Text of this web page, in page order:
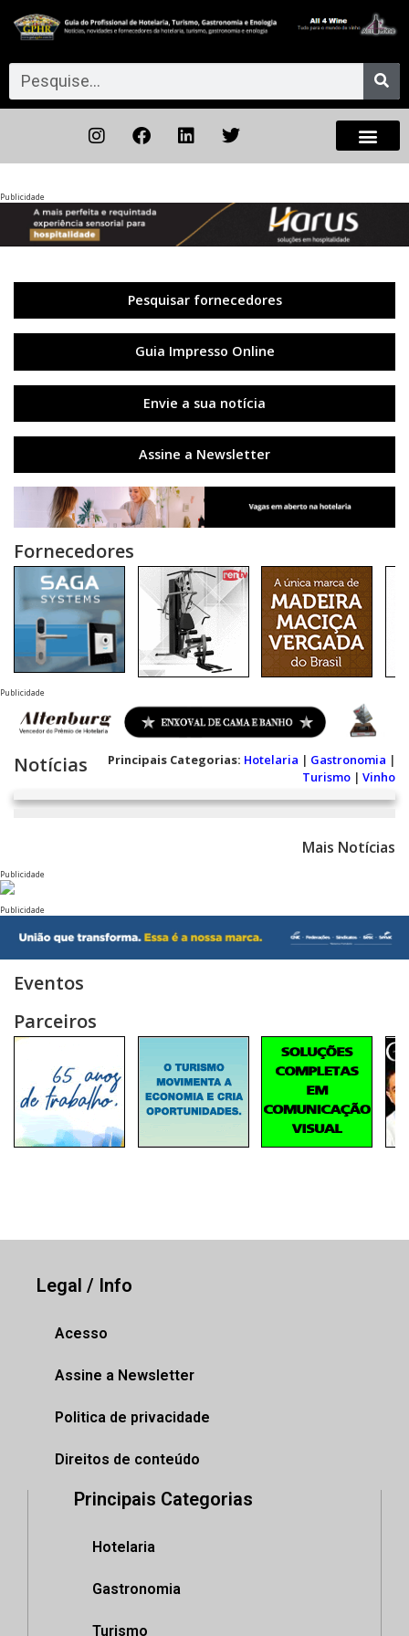
Publicidade
Pesquisar fornecedores
Guia Impresso Online
Envie a sua notícia
Assine a Newsletter
Fornecedores
Publicidade
Notícias Principais Categorias: Hotelaria | Gastronomia |
Turismo | Vinho
Mais Notícias
Publicidade
Publicidade
Eventos
Parceiros
Legal / Info
Acesso
Assine a Newsletter
Politica de privacidade
Direitos de conteúdo
Principais Categorias
Hotelaria
Gastronomia
Turismo